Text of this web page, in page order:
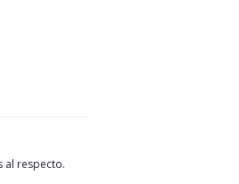
al respecto.